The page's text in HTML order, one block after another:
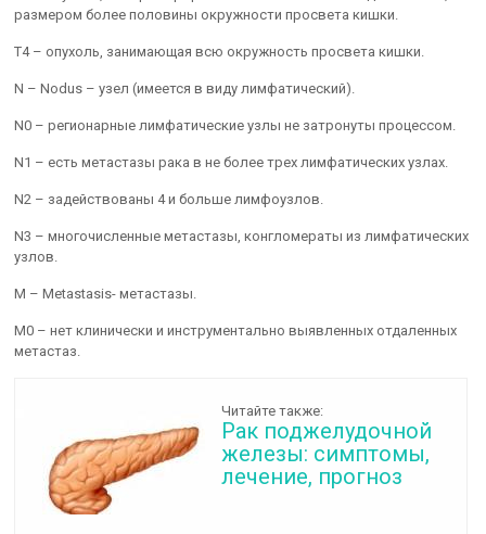
размером более половины окружности просвета кишки.
Т4 – опухоль, занимающая всю окружность просвета кишки.
N – Nodus – узел (имеется в виду лимфатический).
N0 – регионарные лимфатические узлы не затронуты процессом.
N1 – есть метастазы рака в не более трех лимфатических узлах.
N2 – задействованы 4 и больше лимфоузлов.
N3 – многочисленные метастазы, конгломераты из лимфатических
узлов.
M – Metastasis- метастазы.
М0 – нет клинически и инструментально выявленных отдаленных
метастаз.
Читайте также:
Рак поджелудочной
железы: симптомы,
лечение, прогноз